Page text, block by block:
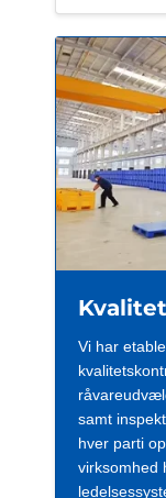
Vi har
samt
hver parti
virksomhed